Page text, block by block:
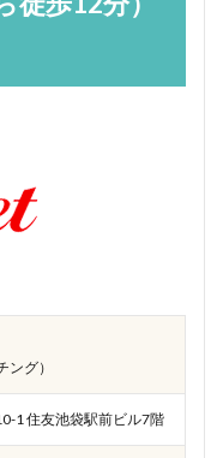
ング）
1 住友池袋駅前ビル7階